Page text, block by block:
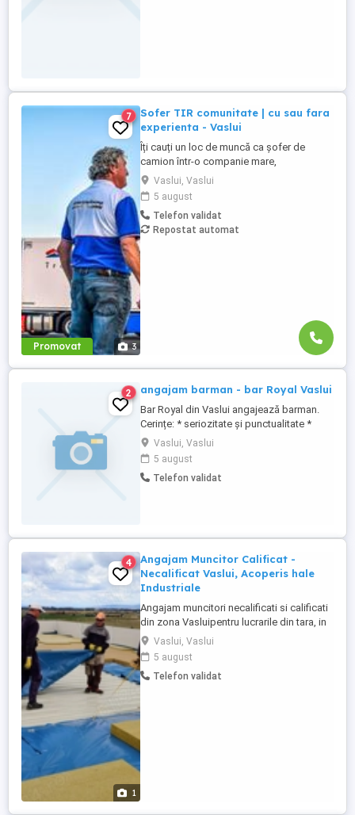
Promovat 3
7
Sofer TIR comunitate | cu sau fara
experienta - Vaslui
Îți cauți un loc de muncă ca șofer de
camion într-o companie mare,
internațională și stabilă? Atunci vino în
echipa Heisterkamp! Angajăm șoferi cu
sau fără experiență și echipaje pentru
transport internațional. Beneficii: training
de inițiere la începutul activității în cadrul
Vaslui, Vaslui
5 august
Telefon validat
Repostat automat
2 angajam barman - bar Royal Vaslui
Bar Royal din Vaslui angajează barman.
Cerințe: * seriozitate și punctualitate *
atitudine pozitivă și spirit de echipă *
experiența constituie avantaj, dar nu este
obligatorie Oferim: * salariu motivant *
program avantajos * mediu de lucru
Vaslui, Vaslui
5 august
Telefon validat
1
4
Angajam Muncitor Calificat -
Necalificat Vaslui, Acoperis hale
Industriale
Angajam muncitori necalificati si calificati
din zona Vasluipentru lucrarile din tara, in
domeniul constructiilor industriale:
montator tabla, vata bazaltica, izolator
membrana pvc si muncitori necalificati. Se
lucreala la inaltime. Domeniul de activitate
Vaslui, Vaslui
5 august
Telefon validat